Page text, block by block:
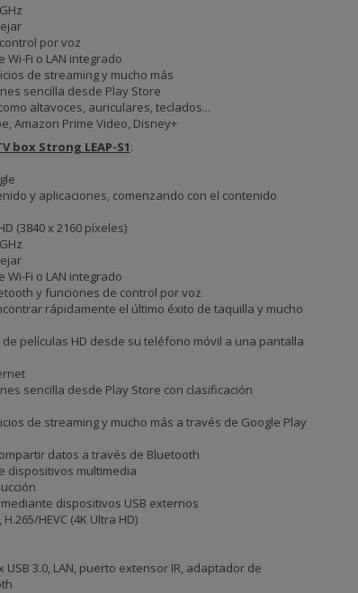
por voz
Fi o LAN integrado
de streaming y mucho más
sencilla desde Play Store
altavoces, auriculares, teclados...
Amazon Prime Video, Disney+
box Strong LEAP-S1:
y aplicaciones, comenzando con el contenido
(3840 x 2160 píxeles)
Fi o LAN integrado
y funciones de control por voz
rápidamente el último éxito de taquilla y mucho
películas HD desde su teléfono móvil a una pantalla
sencilla desde Play Store con clasificación
de streaming y mucho más a través de Google Play
datos a través de Bluetooth
dispositivos multimedia
dispositivos USB externos
HEVC (4K Ultra HD)
USB 3.0, LAN, puerto extensor IR, adaptador de